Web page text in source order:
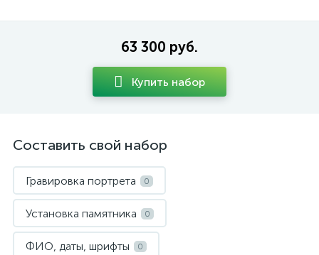
63 300 руб.
Купить набор
Составить свой набор
Гравировка портрета 0
Установка памятника 0
ФИО, даты, шрифты 0